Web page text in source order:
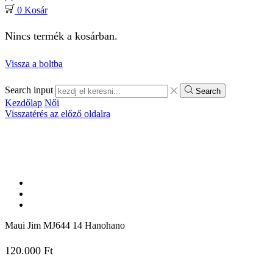
0 Kosár
Nincs termék a kosárban.
Vissza a boltba
Search input Search
Kezdőlap Női
Visszatérés az előző oldalra
Maui Jim MJ644 14 Hanohano
120.000 Ft